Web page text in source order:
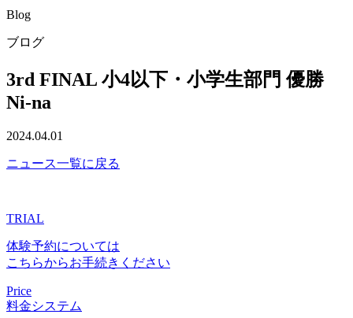
Blog
ブログ
3rd FINAL 小4以下・小学生部門 優勝
Ni-na
2024.04.01
ニュース一覧に戻る
TRIAL
体験予約については
こちらからお手続きください
Price
料金システム